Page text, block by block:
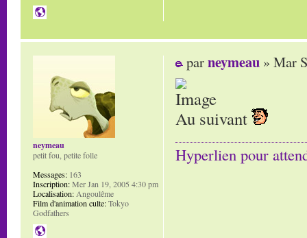
parneymeau » Mar
Au suivant
Hyperlien pour
neymeau
petit fou, petite folle
Messages: 163
Inscription:Mer Jan 19, 2005 4:30 pm
Localisation: Angoulême
Film d'animation culte:Tokyo
Godfathers